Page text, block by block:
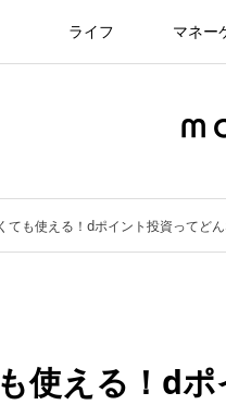
ライフ マネー
ても使える！dポイント投資ってど
使える！d